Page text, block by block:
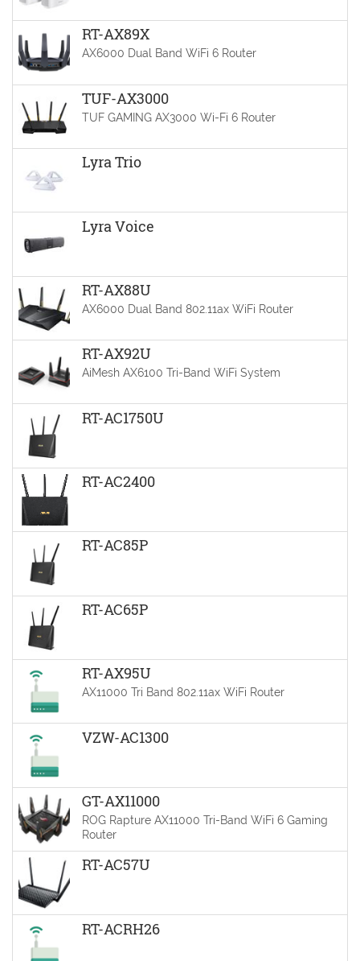
RT-AX89X
AX6000 Dual Band WiFi 6 Router
TUF-AX3000
TUF GAMING AX3000 Wi-Fi 6 Router
Lyra Trio
Lyra Voice
RT-AX88U
AX6000 Dual Band 802.11ax WiFi Router
RT-AX92U
AiMesh AX6100 Tri-Band WiFi System
RT-AC1750U
RT-AC2400
RT-AC85P
RT-AC65P
RT-AX95U
AX11000 Tri Band 802.11ax WiFi Router
VZW-AC1300
GT-AX11000
ROG Rapture AX11000 Tri-Band WiFi 6 Gaming
Router
RT-AC57U
RT-ACRH26